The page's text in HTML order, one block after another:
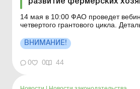
14 мая в 10:00 ФАО проведет
четвертого грантового цикла.
предприниматель должен
как это отразить в налоговом
Бюджетные гранты: как применять
на прибыль 13 мая...
ВНИМАНИЕ!
0 0 44